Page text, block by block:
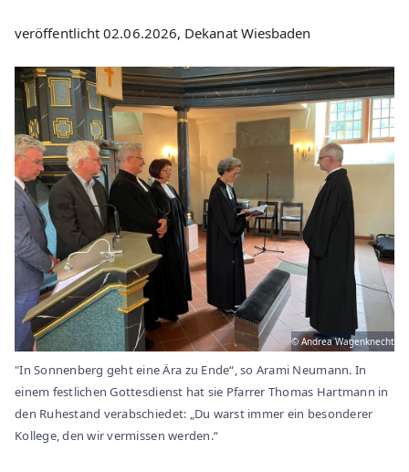
veröffentlicht 02.06.2026, Dekanat Wiesbaden
© Andrea Wagenknecht
"In Sonnenberg geht eine Ära zu Ende“, so Arami Neumann. In
einem festlichen Gottesdienst hat sie Pfarrer Thomas Hartmann in
den Ruhestand verabschiedet: „Du warst immer ein besonderer
Kollege, den wir vermissen werden.“